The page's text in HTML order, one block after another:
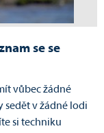
se se
vůbec žádné
sedět v žádné lodi
si techniku